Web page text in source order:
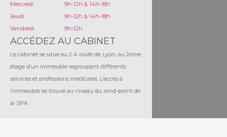
Mercredi
9h-12h & 14h-18h
Jeudi
9h-12h & 14h-18h
Vendredi
9h-12h
ACCÉDEZ AU CABINET
Le cabinet se situe au 2 A route de Lyon, au 2ème
étage d’un immeuble regroupant différents
services et professions médicales. L’accès à
l’immeuble se trouve au niveau du rond-point de
la SPA.